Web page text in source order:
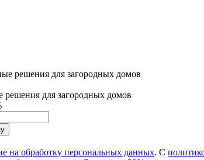
решения для загородных домов
на обработку персональных данных. С